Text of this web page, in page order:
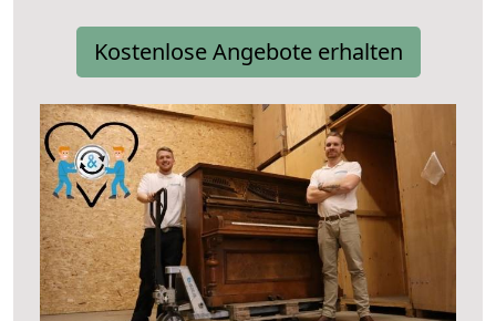
Kostenlose Angebote erhalten